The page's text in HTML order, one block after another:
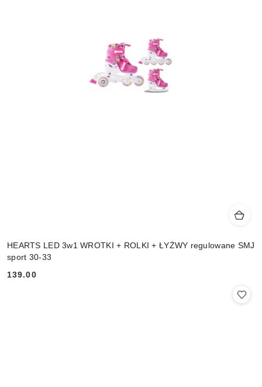
HEARTS LED 3w1 WROTKI + ROLKI + ŁYŻWY regulowane SMJ
sport 30-33
Cena:
139.00